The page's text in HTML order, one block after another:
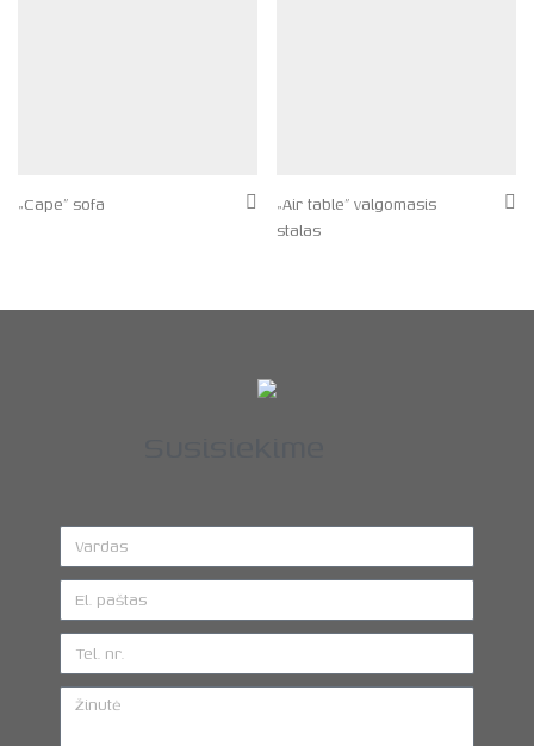
„Cape” sofa
„Air table” valgomasis
stalas